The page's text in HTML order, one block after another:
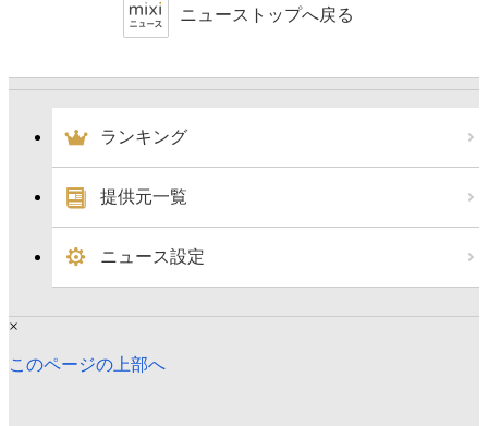
ニューストップへ戻る
ランキング
提供元一覧
ニュース設定
×
このページの上部へ